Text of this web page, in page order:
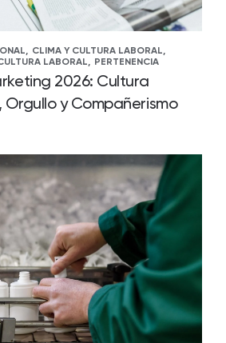
CLIMA Y CULTURA LABORAL,
LABORAL, PERTENENCIA
2026: Cultura
y Compañerismo